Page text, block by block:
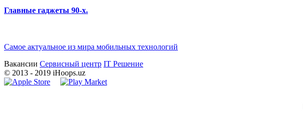
Главные гаджеты 90-х.
Самое актуальное из мира мобильных технологий
Вакансии Сервисный центр IT Решение
© 2013 - 2019 iHoops.uz